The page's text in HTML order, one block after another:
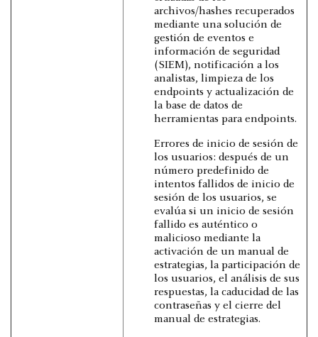
archivos/hashes recuperados
mediante una solución de
gestión de eventos e
información de seguridad
(SIEM), notificación a los
analistas, limpieza de los
endpoints y actualización de
la base de datos de
herramientas para endpoints.
Errores de inicio de sesión de
los usuarios: después de un
número predefinido de
intentos fallidos de inicio de
sesión de los usuarios, se
evalúa si un inicio de sesión
fallido es auténtico o
malicioso mediante la
activación de un manual de
estrategias, la participación de
los usuarios, el análisis de sus
respuestas, la caducidad de las
contraseñas y el cierre del
manual de estrategias.